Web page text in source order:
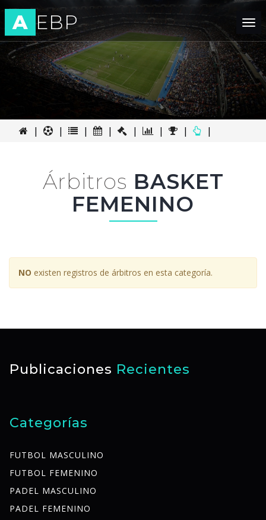
A EBP
| | | | | | | |
Árbitros BASKET
FEMENINO
NO existen registros de árbitros en esta categoría.
Publicaciones Recientes
Categorías
FUTBOL MASCULINO
FUTBOL FEMENINO
PADEL MASCULINO
PADEL FEMENINO